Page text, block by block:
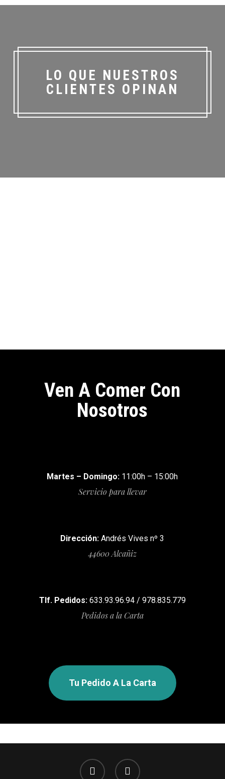
LO QUE NUESTROS
CLIENTES OPINAN
Ven A Comer Con
Nosotros
Martes – Domingo: 11:00h – 15:00h
Servicio para llevar
Dirección: Andrés Vives nº 3
44600 Alcañiz
Tlf. Pedidos:633.93.96.94 / 978.835.779
Pedidos a la Carta
Tu Pedido A La Carta
facebook instagram